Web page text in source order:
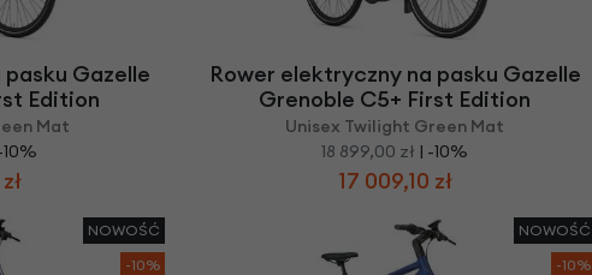
Pompki rowerowe
Przerzutki rowerowe
Rowery transportowe - akcesoria
Strida - części
akrętki i obejmy
Gazelle
Edition
Mat
10%
Rower elektryczny na pasku Gazelle
Grenoble C5+ First Edition
Unisex Twilight Green Mat
18 899,00 zł | -10%
17 009,10 zł
NOWOŚĆ
-10%
NOWOŚĆ
-10%